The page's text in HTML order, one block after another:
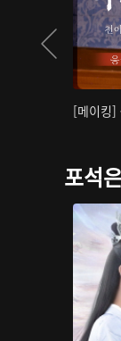
[메이킹]
포석